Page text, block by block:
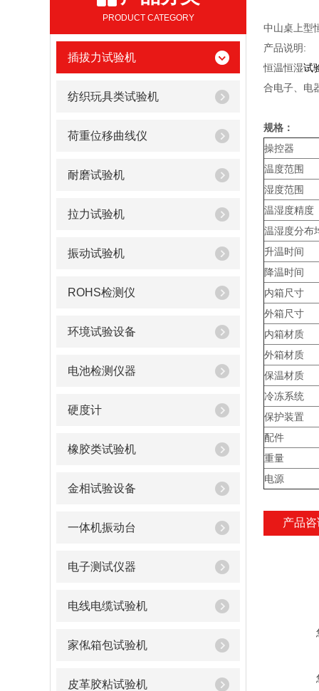
PRODUCT CATEGORY
插拔力试验机
纺织玩具类试验机
荷重位移曲线仪
耐磨试验机
拉力试验机
振动试验机
ROHS检测仪
环境试验设备
电池检测仪器
硬度计
橡胶类试验机
金相试验设备
一体机振动台
电子测试仪器
电线电缆试验机
家俬箱包试验机
皮革胶粘试验机
中山桌上型
产品说明:
恒温恒湿试
合电子、电
规格：
操控器
温度范围
湿度范围
温湿度精度
温湿度分布
升温时间
降温时间
内箱尺寸
外箱尺寸
内箱材质
外箱材质
保温材质
冷冻系统
保护装置
配件
重量
电源
产品